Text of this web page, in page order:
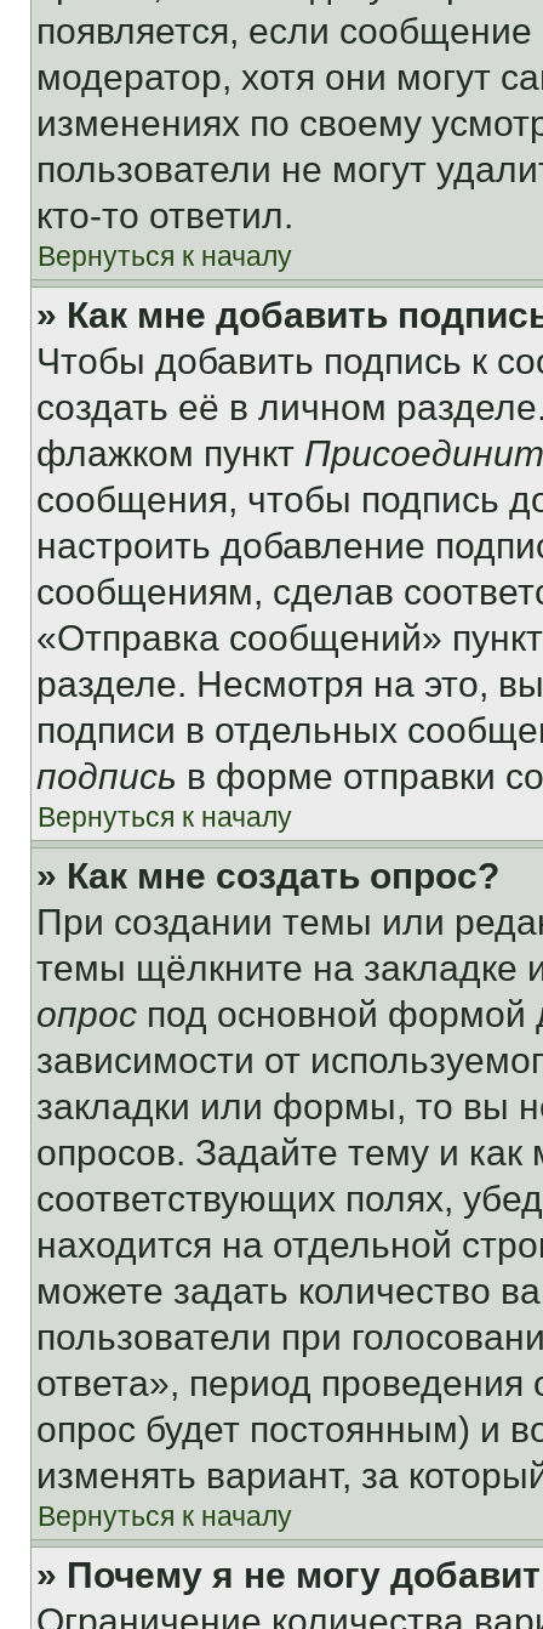
появляется, если
модератор, хотя они могут
изменениях по своему
пользователи не могут
кто-то ответил.
Вернуться к началу
» Как мне добавить
Чтобы добавить подпись к
создать её в личном
флажком пункт
сообщения, чтобы подпись
настроить добавление
сообщениям, сделав
«Отправка сообщений»
разделе. Несмотря на это,
подписи в отдельных
подпись в форме отправки
Вернуться к началу
» Как мне создать опрос?
При создании темы или
темы щёлкните на
опрос под основной формой
зависимости от
закладки или формы, то вы
опросов. Задайте тему и
соответствующих полях,
находится на отдельной
можете задать количество
пользователи при
ответа», период проведения
опрос будет постоянным) и
изменять вариант, за
Вернуться к началу
» Почему я не могу